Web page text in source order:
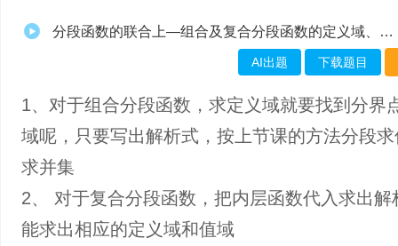
分段函数的联合上—组合及复合分段函数的定义域、值域
AI出题 下载题目
1、​对于组合分段函数，求定义域就要找到分界
域呢，只要写出解析式，按上节课的方法分段
求并集
2、 对于复合分段函数，把内层函数代入求出解
能求出相应的定义域和值域